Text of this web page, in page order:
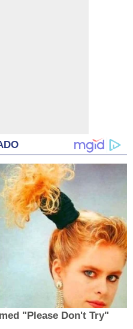
"Please Don't Try"